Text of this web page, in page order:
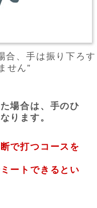
合、手は振り下ろす
せん”
場合は、手のひ
ります。
で打つコースを
ートできるとい